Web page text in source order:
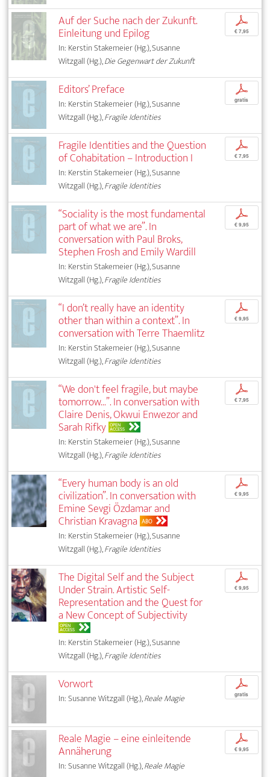
Auf der Suche nach der Zukunft.
Einleitung und Epilog
In: Kerstin Stakemeier (Hg.), Susanne
Witzgall (Hg.),Die Gegenwart der Zukunft
p
€ 7,95
Editors’ Preface
In: Kerstin Stakemeier (Hg.), Susanne
Witzgall (Hg.),Fragile Identities
p
gratis
Fragile Identities and the Question
of Cohabitation – Introduction I
In: Kerstin Stakemeier (Hg.), Susanne
Witzgall (Hg.),Fragile Identities
p
€ 7,95
“Sociality is the most fundamental
part of what we are”. In
conversation with Paul Broks,
Stephen Frosh and Emily Wardill
In: Kerstin Stakemeier (Hg.), Susanne
Witzgall (Hg.),Fragile Identities
p
€ 9,95
“I don’t really have an identity
other than within a context”. In
conversation with Terre Thaemlitz
In: Kerstin Stakemeier (Hg.), Susanne
Witzgall (Hg.),Fragile Identities
p
€ 9,95
“We don't feel fragile, but maybe
tomorrow...”. In conversation with
Claire Denis, Okwui Enwezor and
Sarah Rifky OPEN
ACCESS
In: Kerstin Stakemeier (Hg.), Susanne
Witzgall (Hg.),Fragile Identities
p
€ 7,95
“Every human body is an old
civilization”. In conversation with
Emine Sevgi Özdamar and
Christian Kravagna ABO
In: Kerstin Stakemeier (Hg.), Susanne
Witzgall (Hg.),Fragile Identities
p
€ 9,95
The Digital Self and the Subject
Under Strain. Artistic Self-
Representation and the Quest for
a New Concept of Subjectivity
OPEN
ACCESS
In: Kerstin Stakemeier (Hg.), Susanne
Witzgall (Hg.),Fragile Identities
p
€ 9,95
Vorwort
In: Susanne Witzgall (Hg.),Reale Magie
p
gratis
Reale Magie – eine einleitende
Annäherung
In: Susanne Witzgall (Hg.),Reale Magie
p
€ 9,95